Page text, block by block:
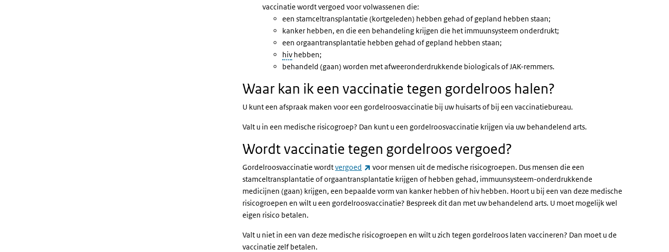
vaccinatie wordt vergoed voor volwassenen die:
een stamceltransplantatie (kortgeleden) hebben gehad of gepland hebben staan;
kanker hebben, en die een behandeling krijgen die het immuunsysteem onderdrukt;
een orgaantransplantatie hebben gehad of gepland hebben staan;
hiv hebben;
behandeld (gaan) worden met afweeronderdrukkende biologicals of JAK-remmers.
Waar kan ik een vaccinatie tegen gordelroos halen?
U kunt een afspraak maken voor een gordelroosvaccinatie bij uw huisarts of bij een vaccinatiebureau.
Valt u in een medische risicogroep? Dan kunt u een gordelroosvaccinatie krijgen via uw behandelend arts.
Wordt vaccinatie tegen gordelroos vergoed?
Gordelroosvaccinatie wordtvergoed (externe link)
voor mensen uit de medische risicogroepen. Dus mensen die een
stamceltransplantatie of orgaantransplantatie krijgen of hebben gehad, immuunsysteem-onderdrukkende
medicijnen (gaan) krijgen, een bepaalde vorm van kanker hebben of hiv hebben. Hoort u bij een van deze medische
risicogroepen en wilt u een gordelroosvaccinatie? Bespreek dit dan met uw behandelend arts. U moet mogelijk wel
eigen risico betalen.
Valt u niet in een van deze medische risicogroepen en wilt u zich tegen gordelroos laten vaccineren? Dan moet u de
vaccinatie zelf betalen.